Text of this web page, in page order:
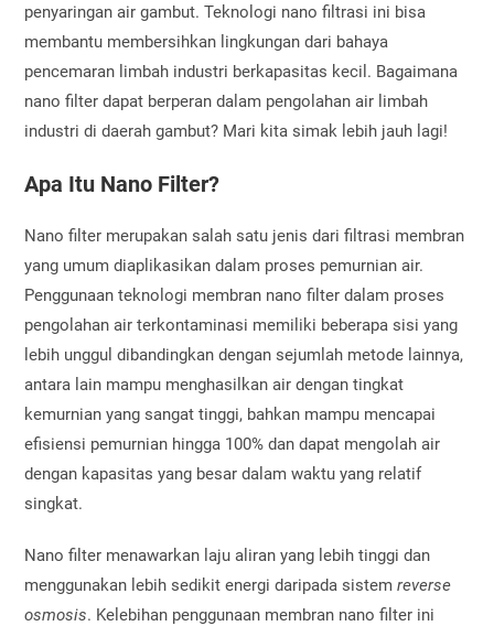
penyaringan air gambut. Teknologi nano filtrasi ini bisa
membantu membersihkan lingkungan dari bahaya
pencemaran limbah industri berkapasitas kecil. Bagaimana
nano filter dapat berperan dalam pengolahan air limbah
industri di daerah gambut? Mari kita simak lebih jauh lagi!
Apa Itu Nano Filter?
Nano filter merupakan salah satu jenis dari filtrasi membran
yang umum diaplikasikan dalam proses pemurnian air.
Penggunaan teknologi membran nano filter dalam proses
pengolahan air terkontaminasi memiliki beberapa sisi yang
lebih unggul dibandingkan dengan sejumlah metode lainnya,
antara lain mampu menghasilkan air dengan tingkat
kemurnian yang sangat tinggi, bahkan mampu mencapai
efisiensi pemurnian hingga 100% dan dapat mengolah air
dengan kapasitas yang besar dalam waktu yang relatif
singkat.
Nano filter menawarkan laju aliran yang lebih tinggi dan
menggunakan lebih sedikit energi daripada sistemreverse
osmosis. Kelebihan penggunaan membran nano filter ini